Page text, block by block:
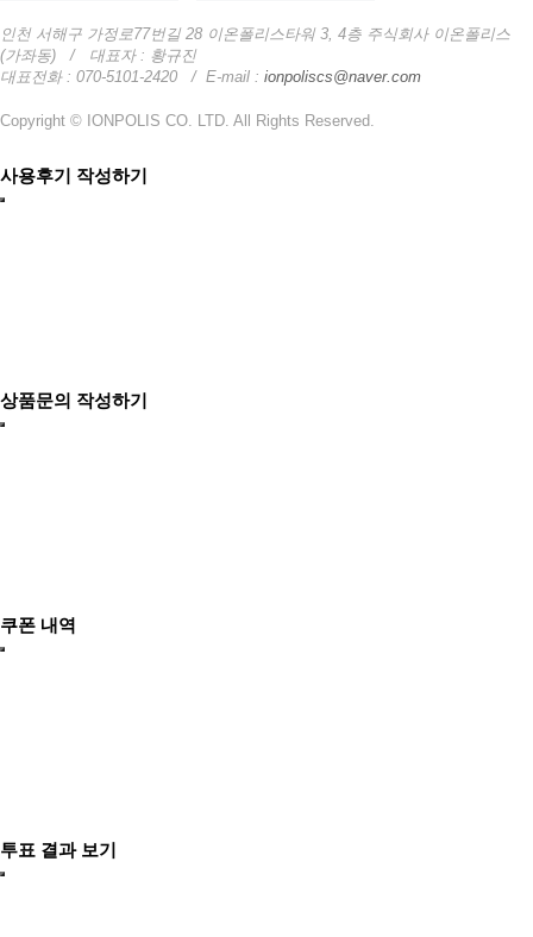
인천 서해구 가정로77번길 28 이온폴리스타워 3, 4층 주식회사 이온폴리스
(가좌동)
/ 대표자 : 황규진
대표전화 : 070-5101-2420 / E-mail : ionpoliscs@naver.com
Copyright © IONPOLIS CO. LTD. All Rights Reserved.
사용후기 작성하기
상품문의 작성하기
쿠폰 내역
투표 결과 보기